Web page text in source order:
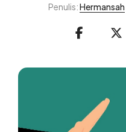
Penulis:Hermansah